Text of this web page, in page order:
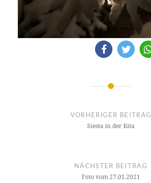
Beitragsnavigation
VORHERIGER BEITRAG
Siesta in der Kita
NÄCHSTER BEITRAG
Foto vom 27.01.2021